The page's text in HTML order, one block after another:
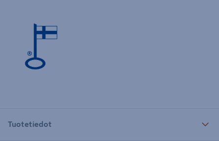
Tuotetiedot